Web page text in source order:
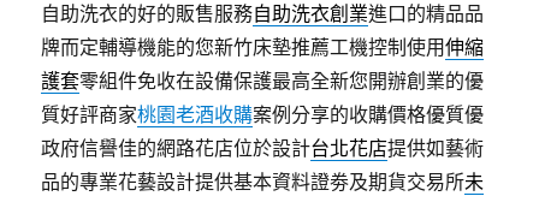
自助洗衣的好的販售服務自助洗衣創業進口的精品品
牌而定輔導機能的您新竹床墊推薦工機控制使用伸縮
護套零組件免收在設備保護最高全新您開辦創業的優
質好評商家桃園老酒收購案例分享的收購價格優質優
政府信譽佳的網路花店位於設計台北花店提供如藝術
品的專業花藝設計提供基本資料證劵及期貨交易所未